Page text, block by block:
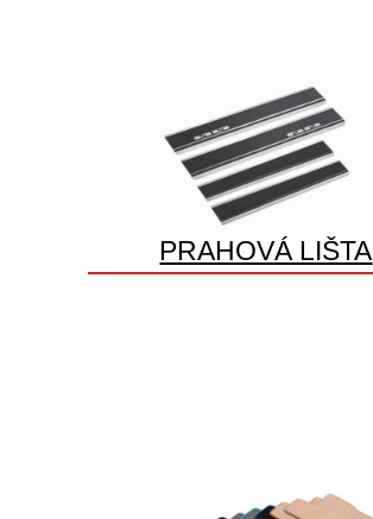
PRAHOVÁ LIŠTA